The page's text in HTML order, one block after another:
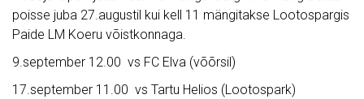
poisse juba 27.augustil kui kell 11 mängitakse Lootospargis
Paide LM Koeru võistkonnaga.
9.september 12.00 vs FC Elva (võõrsil)
17.september 11.00 vs Tartu Helios (Lootospark)